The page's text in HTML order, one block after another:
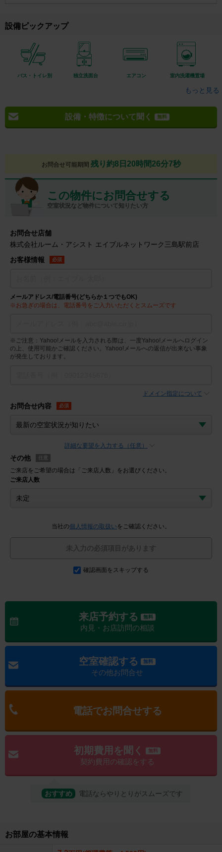
設備ピックアップ
バス・トイレ別 独立洗面台 エアコン 室内洗濯機置場
もっと見る
設備・特徴について聞く 無料
お問合せ可能期間 残り約8日20時間26分6秒
この物件にお問合せする
空室状況など物件について知りたい方
お問合せ店舗
株式会社ルーム・アシスト エイブルネットワーク三島駅前店
お客様情報
必須
メールアドレス/電話番号(どちらか１つでもOK)
※お急ぎの場合は、電話番号をご入力いただくとスムーズです
※ご注意：Yahoo!メールを入力される際は、一度Yahoo!メールへログイン
の上、使用可能かご確認ください。Yahoo!メールへの返信が出来ない事象
が発生しております。
ドメイン指定について
お問合せ内容 必須
詳細な要望を入力する（任意）
その他 任意
ご来店をご希望の場合は「ご来店人数」をお選びください。
ご来店人数
当社の個人情報の取扱い をご確認ください。
未入力の必須項目があります
確認画面をスキップする
来店予約する 無料
内見・お店訪問の相談
空室確認する 無料
その他お問合せ
電話でお問合せする
初期費用を聞く 無料
契約費用の確認をする
おすすめ 電話ならやりとりがスムーズです
お部屋の基本情報